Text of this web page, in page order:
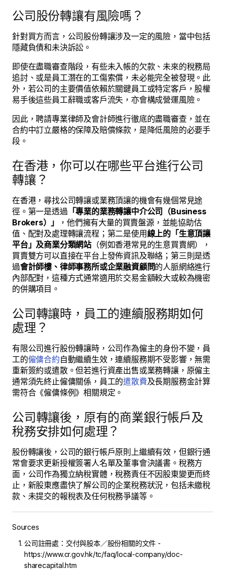
公司股份轉讓有風險嗎？
針對買方而言，公司股份轉讓涉及一定的風險，當中包括
隱藏負債和未決訴訟。
即使在盡職審查階段，有些未入帳的欠款、未來的稅務局
追討、或是員工潛在的工傷索償，未必能完全被發現。此
外，若公司的主要價值依賴於關鍵員工或特定客戶，股權
易手後這些員工辭職或客戶流失，亦會構成營運風險。
因此，聘請專業律師及會計師進行徹底的盡職審查，並在
合約中訂立嚴格的保障及賠償條款，是降低風險的必要手
段。
在香港，你可以在哪些平台進行公司
轉讓？
在香港，尋找公司轉讓或業務頂讓的機會有幾個常見途
徑。第一是透過「專業的業務轉讓中介公司（Business
Brokers）」
，他們擁有大量的買賣盤源，並能協助估
值、配對及處理轉讓流程；第二是使用線上的「生意頂讓
平台」及商業分類網站 （例如香港常見的生意買賣網），
買賣雙方可以直接在平台上發佈資訊及聯絡；第三則是透
過會計師樓、律師事務所或企業融資顧問的人脈網絡進行
內部配對，這種方式通常適用於交易金額較大或較為機密
的併購項目。
公司轉讓時，員工的連續服務期如何
處理？
有限公司進行股份轉讓時，公司作為僱主的身份不變，員
工的僱傭合約自動繼續生效，連續服務期不受影響，無需
重新簽約或遣散。但若進行資產出售或業務轉讓，原僱主
通常須先終止僱傭關係，員工的遣散費及長期服務金計算
需符合《僱傭條例》相關規定。
公司轉讓後，原有的商業銀行帳戶及
稅務安排如何處理？
股份轉讓後，公司的銀行帳戶原則上繼續有效，但銀行通
常會要求更新授權簽署人名單及董事會決議書。稅務方
面，公司作為獨立納稅實體，稅務責任不因股東變更而終
止，新股東應盡快了解公司的企業稅務狀況，包括未繳稅
款、未提交的報稅表及任何稅務爭議等。
Sources
公司註冊處：交付與股本／股份相關的文件 -
https://www.cr.gov.hk/tc/faq/local-company/doc-
sharecapital.htm